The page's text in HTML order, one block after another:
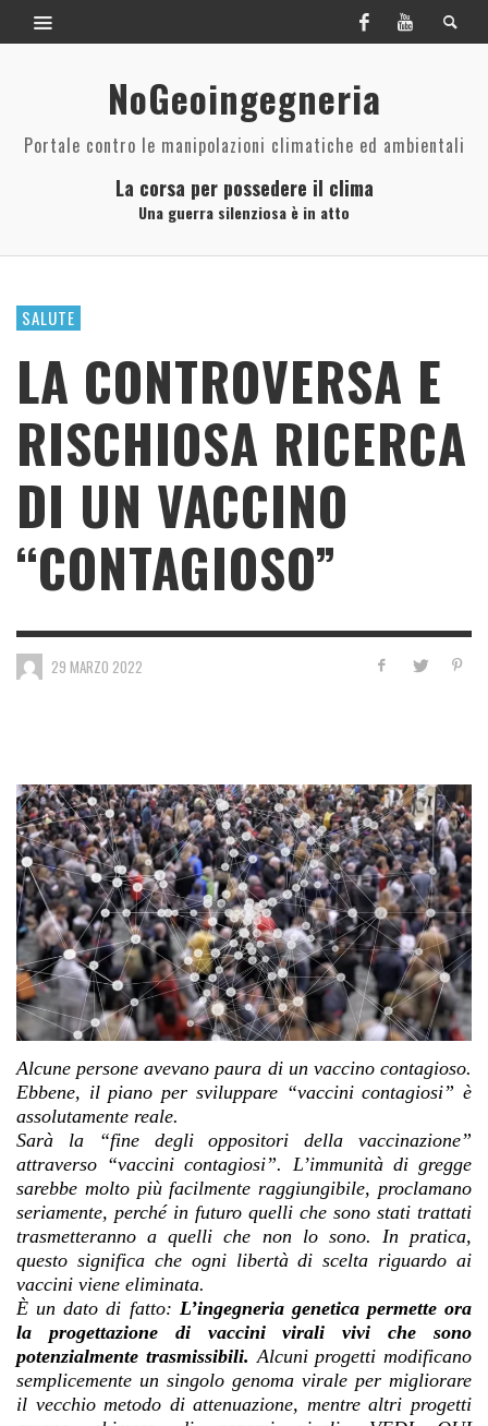
NoGeoingegneria
Portale contro le manipolazioni climatiche ed ambientali
La corsa per possedere il clima
Una guerra silenziosa è in atto
SALUTE
LA CONTROVERSA E
RISCHIOSA RICERCA
DI UN VACCINO
“CONTAGIOSO”
29 MARZO 2022
Alcune persone avevano paura di un vaccino contagioso.
Ebbene, il piano per sviluppare “vaccini contagiosi” è
assolutamente reale.
Sarà la “fine degli oppositori della vaccinazione”
attraverso “vaccini contagiosi”. L’immunità di gregge
sarebbe molto più facilmente raggiungibile, proclamano
seriamente, perché in futuro quelli che sono stati trattati
trasmetteranno a quelli che non lo sono. In pratica,
questo significa che ogni libertà di scelta riguardo ai
vaccini viene eliminata.
È un dato di fatto: L’ingegneria genetica permette ora
la progettazione di vaccini virali vivi che sono
potenzialmente trasmissibili. Alcuni progetti modificano
semplicemente un singolo genoma virale per migliorare
il vecchio metodo di attenuazione, mentre altri progetti